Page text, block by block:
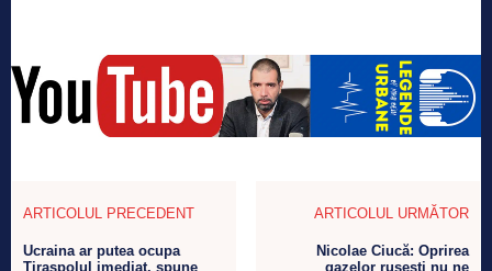
ARTICOLUL PRECEDENT
Ucraina ar putea ocupa
Tiraspolul imediat, spune
ARTICOLUL URMĂTOR
Nicolae Ciucă: Oprirea
gazelor rusești nu ne